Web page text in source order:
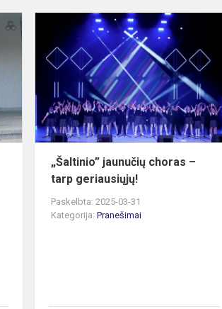
Geografijos
renginys
„Šaltinio” jaunučių choras –
tarp geriausiųjų!
Paskelbta: 2025-03-31
Kategorija:Pranešimai